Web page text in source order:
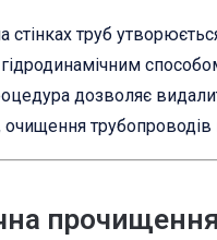
стінках труб
дозволяє
трубопроводів